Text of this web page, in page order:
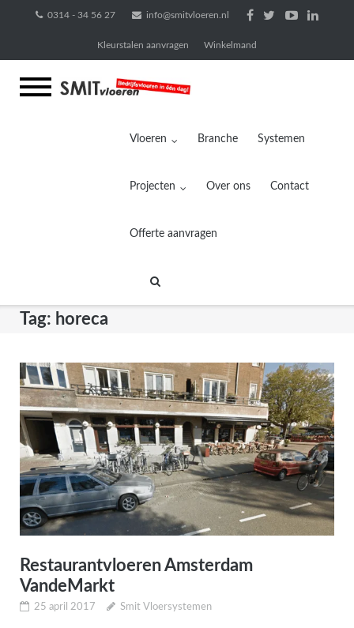
0314 - 34 56 27 info@smitvloeren.nl
Kleurstalen aanvragen Winkelmand
Vloeren Branche Systemen
Projecten Over ons Contact
Offerte aanvragen
Tag: horeca
Restaurantvloeren Amsterdam
VandeMarkt
25 april 2017 Smit Vloersystemen